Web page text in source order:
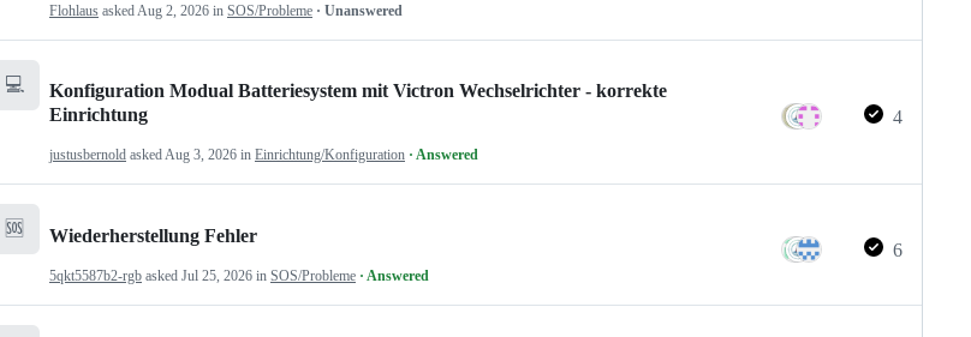
Flohlaus asked Aug 2, 2026 in SOS/Probleme · Unanswered
💻
Konfiguration Modual Batteriesystem mit Victron Wechselrichter - korrekte
Einrichtung
justusbernold asked Aug 3, 2026 in Einrichtung/Konfiguration · Answered
4
🆘 Wiederherstellung Fehler
5qkt5587b2-rgb asked Jul 25, 2026 in SOS/Probleme · Answered
6